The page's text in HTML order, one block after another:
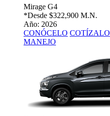
Mirage G4
*Desde $322,900 M.N.
Año: 2026
CONÓCELO COTÍZALO
MANEJO